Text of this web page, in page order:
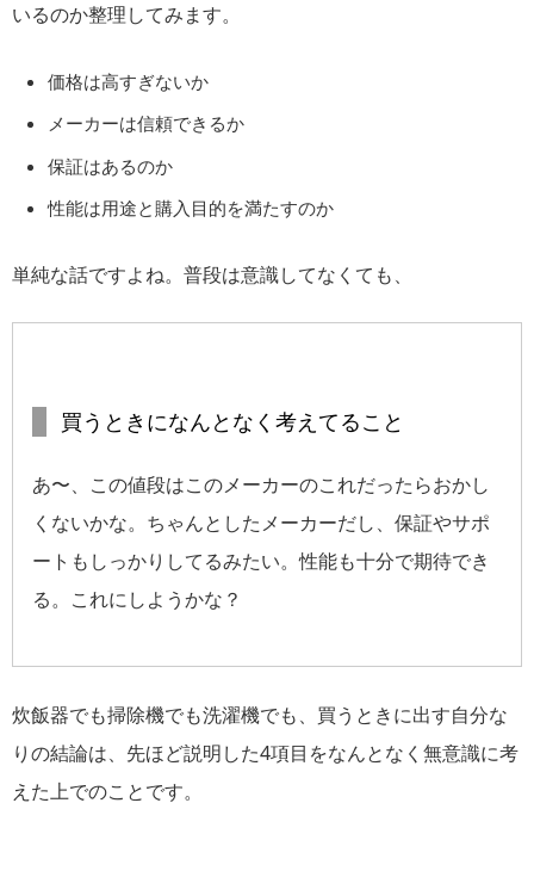
いるのか整理してみます。
価格は高すぎないか
メーカーは信頼できるか
保証はあるのか
性能は用途と購入目的を満たすのか
単純な話ですよね。普段は意識してなくても、
買うときになんとなく考えてること
あ〜、この値段はこのメーカーのこれだったらおかし
くないかな。ちゃんとしたメーカーだし、保証やサポ
ートもしっかりしてるみたい。性能も十分で期待でき
る。これにしようかな？
炊飯器でも掃除機でも洗濯機でも、買うときに出す自分な
りの結論は、先ほど説明した4項目をなんとなく無意識に考
えた上でのことです。